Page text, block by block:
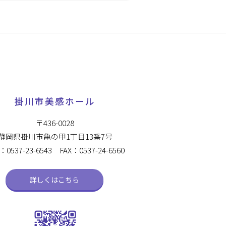
掛川市美感ホール
〒436-0028
岡県掛川市亀の甲1丁目13番7号
0537-23-6543 FAX：0537-24-6560
詳しくはこちら